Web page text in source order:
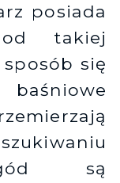
posiada
takiej
się
są